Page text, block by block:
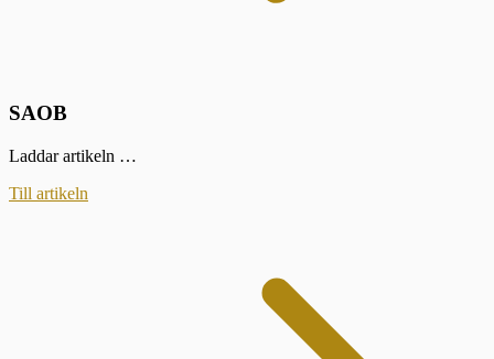
SAOB
Laddar artikeln …
Till artikeln